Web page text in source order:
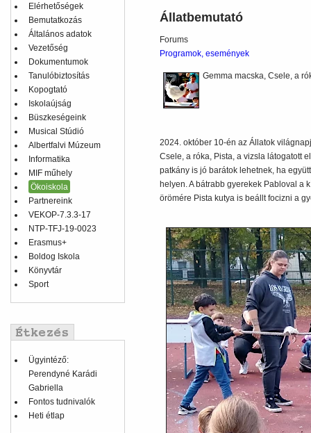
Balmenü
Elérhetőségek
Bemutatkozás
Általános adatok
Vezetőség
Dokumentumok
Tanulóbiztosítás
Kopogtató
Iskolaújság
Büszkeségeink
Musical Stúdió
Albertfalvi Múzeum
Informatika
MIF műhely
Ökoiskola
Partnereink
VEKOP-7.3.3-17
NTP-TFJ-19-0023
Erasmus+
Boldog Iskola
Könyvtár
Sport
Ügyintéző:
Perendyné Karádi
Gabriella
Fontos tudnivalók
Heti étlap
Állatbemutató
Forums
Programok, események
Gemma macska, Csele, a
2024. október 10-én az Állatok
Csele, a róka, Pista, a vizsla látogatott
patkány is jó barátok lehetnek, ha
helyen. A bátrabb gyerekek Pabloval a
örömére Pista kutya is beállt focizni a